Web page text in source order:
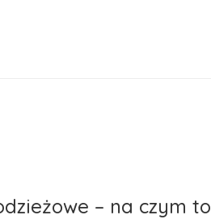
– na czym to